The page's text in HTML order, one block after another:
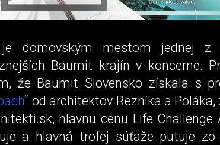
je domovským mestom jednej z
Baumit krajín v koncerne.
že Baumit Slovensko získala s
“ od architektov Rezníka a
hlavnú cenu Life Challenge
a hlavná trofej súťaže putuje